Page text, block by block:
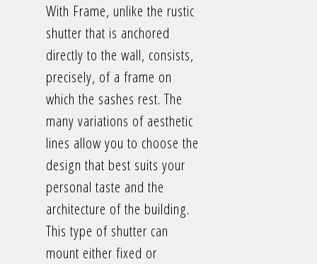
With Frame, unlike the rustic
shutter that is anchored
directly to the wall, consists,
precisely, of a frame on
which the sashes rest. The
many variations of aesthetic
lines allow you to choose the
design that best suits your
personal taste and the
architecture of the building.
This type of shutter can
mount either fixed or